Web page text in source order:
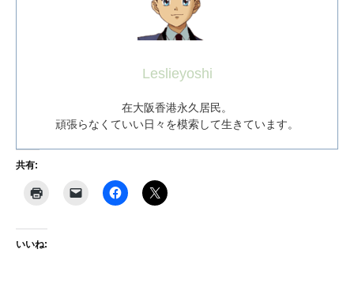
Leslieyoshi
在大阪香港永久居民。
頑張らなくていい日々を模索して生きています。
共有:
いいね: